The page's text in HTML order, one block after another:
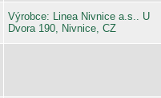
Výrobce: Linea Nivnice a.s.. U
Dvora 190, Nivnice, CZ